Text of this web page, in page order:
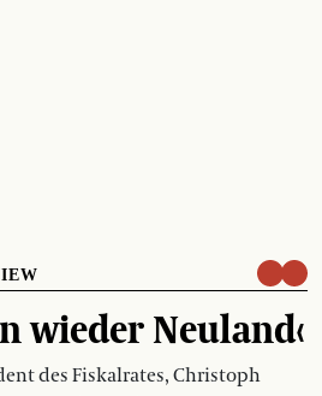
wieder Neuland‹
des Fiskalrates, Christoph